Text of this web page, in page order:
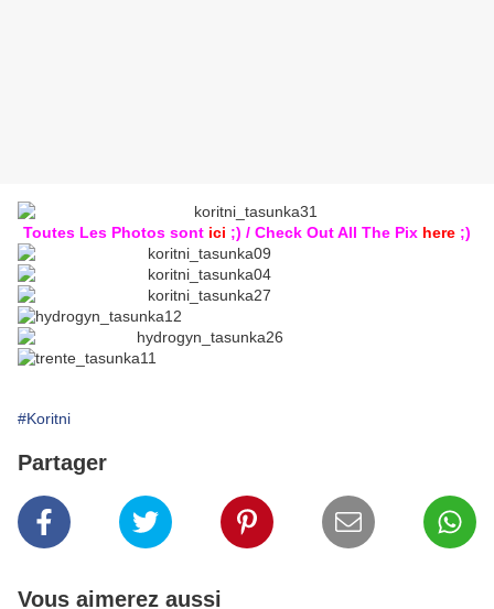
Toutes Les Photos sont ici ;) / Check Out All The Pix here ;)
#Koritni
Partager
Vous aimerez aussi